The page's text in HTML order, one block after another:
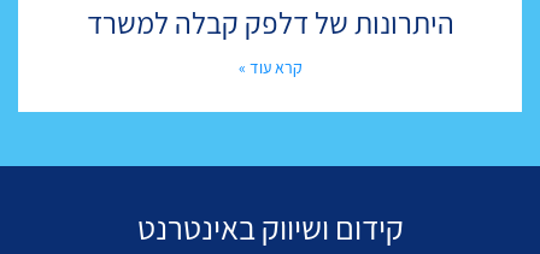
היתרונות של דלפק קבלה למשרד
קרא עוד »
קידום ושיווק באינטרנט